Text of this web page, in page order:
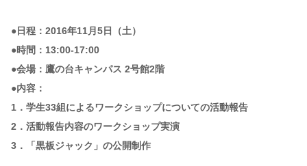
●日程：2016年11月5日（土）
●時間：13:00-17:00
●会場：鷹の台キャンパス 2号館2階
●内容：
1．学生33組によるワークショップについての活動報告
2．活動報告内容のワークショップ実演
3．「黒板ジャック」の公開制作